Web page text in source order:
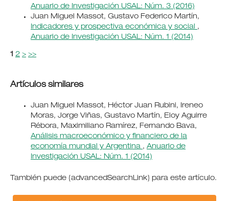
Anuario de Investigación USAL: Núm. 3 (2016)
Juan Miguel Massot, Gustavo Federico Martín,
Indicadores y prospectiva económica y social ,
Anuario de Investigación USAL: Núm. 1 (2014)
1 2 > >>
Artículos similares
Juan Miguel Massot, Héctor Juan Rubini, Ireneo
Moras, Jorge Viñas, Gustavo Martín, Eloy Aguirre
Rébora, Maximiliano Ramírez, Fernando Bava,
Análisis macroeconómico y financiero de la
economía mundial y Argentina , Anuario de
Investigación USAL: Núm. 1 (2014)
También puede {advancedSearchLink} para este artículo.